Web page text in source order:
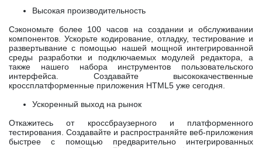
Высокая производительность
Сэкономьте более 100 часов на создании и обслуживании
компонентов. Ускорьте кодирование, отладку, тестирование и
развертывание с помощью нашей мощной интегрированной
среды разработки и подключаемых модулей редактора, а
также нашего набора инструментов пользовательского
интерфейса. Создавайте высококачественные
кроссплатформенные приложения HTML5 уже сегодня.
Ускоренный выход на рынок
Откажитесь от кроссбраузерного и платформенного
тестирования. Создавайте и распространяйте веб-приложения
быстрее с помощью предварительно интегрированных